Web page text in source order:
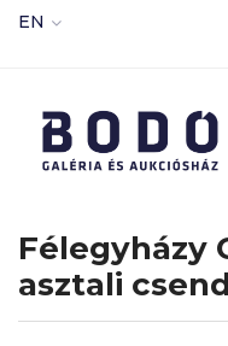
EN
Félegyházy
asztali